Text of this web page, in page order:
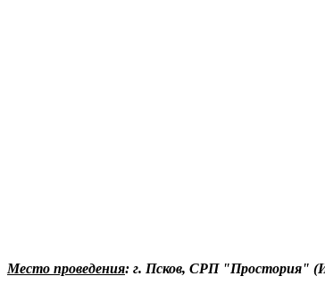
Место проведения: г. Псков, СРП "Простория"